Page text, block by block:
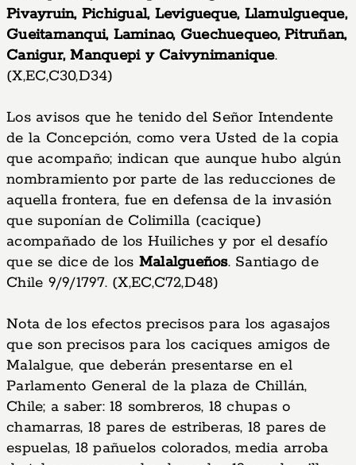
Pivayruin, Pichigual, Levigueque, Llamulgueque,
Gueitamanqui, Laminao, Guechuequeo, Pitruñan,
Canigur, Manquepi y Caivynimanique.
(X,EC,C30,D34)
Los avisos que he tenido del Señor Intendente
de la Concepción, como vera Usted de la copia
que acompaño; indican que aunque hubo algún
nombramiento por parte de las reducciones de
aquella frontera, fue en defensa de la invasión
que suponían de Colimilla (cacique)
acompañado de los Huiliches y por el desafío
que se dice de los Malalgueños. Santiago de
Chile 9/9/1797. (X,EC,C72,D48)
Nota de los efectos precisos para los agasajos
que son precisos para los caciques amigos de
Malalgue, que deberán presentarse en el
Parlamento General de la plaza de Chillán,
Chile; a saber: 18 sombreros, 18 chupas o
chamarras, 18 pares de estriberas, 18 pares de
espuelas, 18 pañuelos colorados, media arroba